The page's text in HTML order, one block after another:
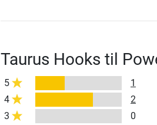
Taurus Hooks til
5
1
4
2
3
0